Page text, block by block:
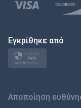
Polski
日本
Εγκρίθηκε από
Αποποίηση